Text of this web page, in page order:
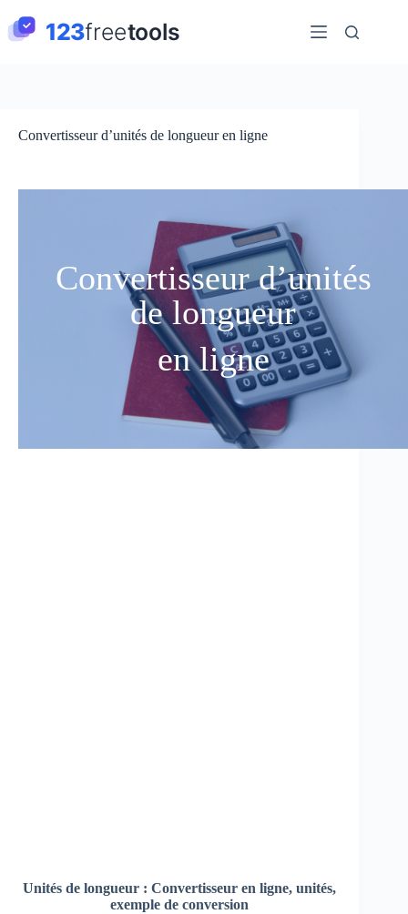
au
contenu
Convertisseur d’unités de longueur en ligne
Convertisseur d’unités
de longueur
en ligne
Unités de longueur : Convertisseur en ligne, unités,
exemple de conversion